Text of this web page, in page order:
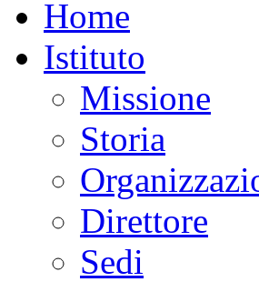
Home
Istituto
Missione
Storia
Direttore
Sedi